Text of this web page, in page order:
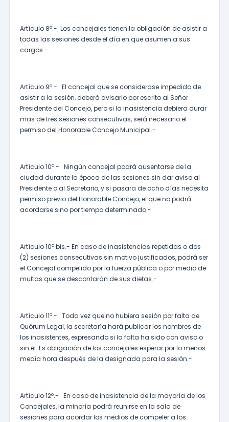
Artículo 8º.- Los concejales tienen la obligación de asistir a
todas las sesiones desde el día en que asumen a sus
cargos.-
Artículo 9º.- El concejal que se considerase impedido de
asistir a la sesión, deberá avisarlo por escrito al Señor
Presidente del Concejo, pero si la inasistencia debiera durar
mas de tres sesiones consecutivas, será necesario el
permiso del Honorable Concejo Municipal.-
Artículo 10º.- Ningún concejal podrá ausentarse de la
ciudad durante la época de las sesiones sin dar aviso al
Presidente o al Secretario, y si pasara de ocho días necesita
permiso previo del Honorable Concejo, el que no podrá
acordarse sino por tiempo determinado.-
Artículo 10º bis.- En caso de inasistencias repetidas o dos
(2) sesiones consecutivas sin motivo justificados, podrá ser
el Concejal compelido por la fuerza pública o por medio de
multas que se descontarán de sus dietas.-
Artículo 11º.- Toda vez que no hubiera sesión por falta de
Quórum Legal, la secretaría hará publicar los nombres de
los inasistentes, expresando si la falta ha sido con aviso o
sin él. Es obligación de los concejales esperar por lo menos
media hora después de la designada para la sesión.-
Artículo 12º.- En caso de inasistencia de la mayoría de los
Concejales, la minoría podrá reunirse en la sala de
sesiones para acordar los medios de compeler a los